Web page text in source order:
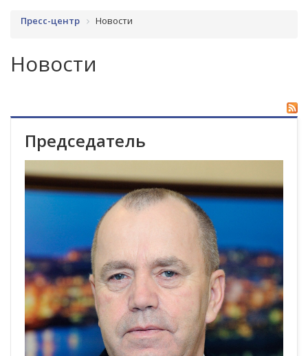
Пресс-центр Новости
Новости
Председатель